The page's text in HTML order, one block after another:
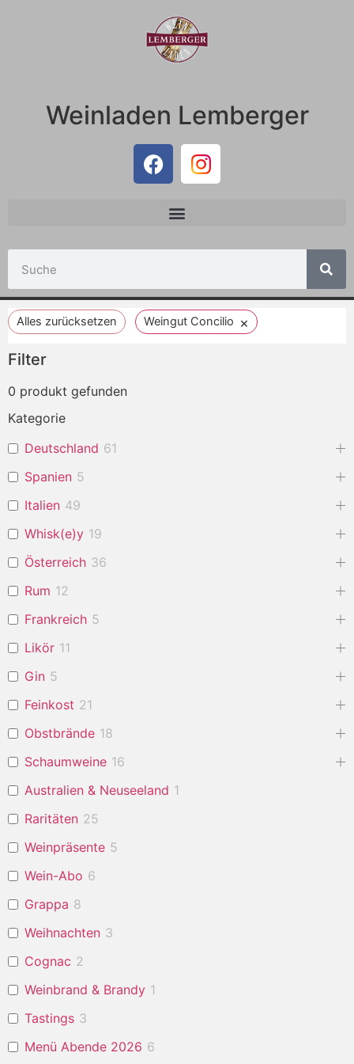
Weinladen Lemberger
Alles zurücksetzen Weingut Concilio ×
Filter
0 produkt gefunden
Kategorie
Deutschland 61
Spanien 5
Italien 49
Whisk(e)y 19
Österreich 36
Rum 12
Frankreich 5
Likör 11
Gin 5
Feinkost 21
Obstbrände 18
Schaumweine 16
Australien & Neuseeland 1
Raritäten 25
Weinpräsente 5
Wein-Abo 6
Grappa 8
Weihnachten 3
Cognac 2
Weinbrand & Brandy 1
Tastings 3
Menü Abende 2026 6